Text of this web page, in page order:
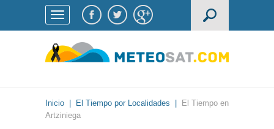
Inicio El Tiempo por Localidades
El Tiempo en
Artziniega